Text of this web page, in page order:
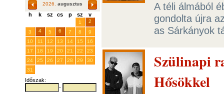
2026. augusztus
h k sz cs p sz v
1
2
3
4 5 6 7 8
9
10
11 12 13 14 15
16
17
18 19 20 21 22
23
24
25 26 27 28 29
30
31
Időszak:
-
A téli álmából
gondolta újra
as Sárkányok
Szülinapi
Hősökkel